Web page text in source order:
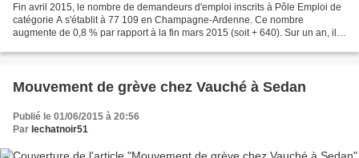
Fin avril 2015, le nombre de demandeurs d'emploi inscrits à Pôle Emploi de
catégorie A s'établit à 77 109 en Champagne-Ardenne. Ce nombre
augmente de 0,8 % par rapport à la fin mars 2015 (soit + 640). Sur un an, il
Mouvement de grève chez Vauché à Sedan
Publié le 01/06/2015 à 20:56
Par lechatnoir51